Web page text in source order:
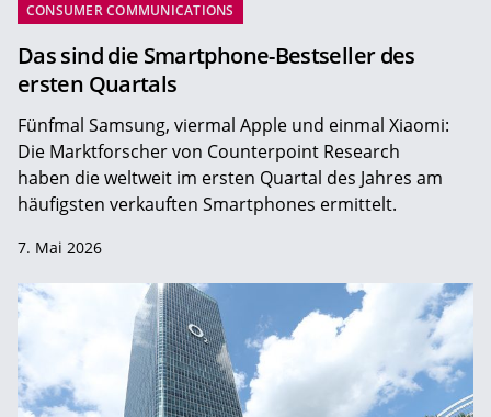
CONSUMER COMMUNICATIONS
Das sind die Smartphone-Bestseller des
ersten Quartals
Fünfmal Samsung, viermal Apple und einmal Xiaomi:
Die Marktforscher von Counterpoint Research
haben die weltweit im ersten Quartal des Jahres am
häufigsten verkauften Smartphones ermittelt.
7. Mai 2026